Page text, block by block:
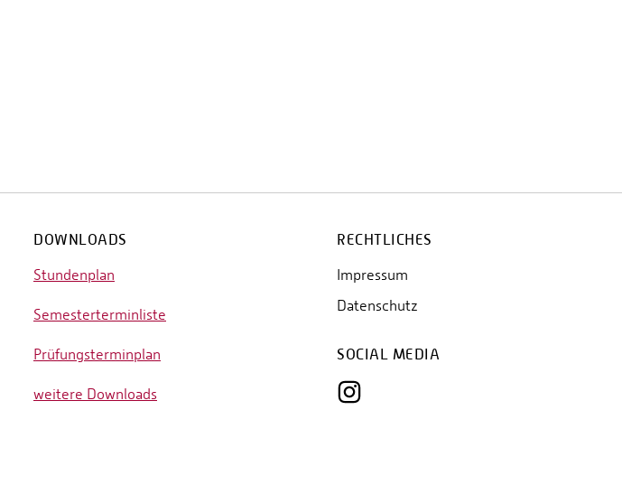
DOWNLOADS
Stundenplan
Semesterterminliste
Prüfungsterminplan
weitere Downloads
RECHTLICHES
Impressum
Datenschutz
SOCIAL MEDIA